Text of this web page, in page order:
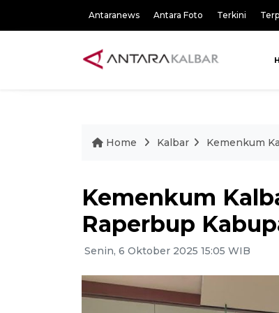
Antaranews Antara Foto Terkini
Home Kalbar Kemenkum
Kemenkum
Raperbup
Senin, 6 Oktober 2025 15:05 WIB